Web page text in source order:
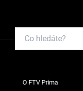
O FTV Prima